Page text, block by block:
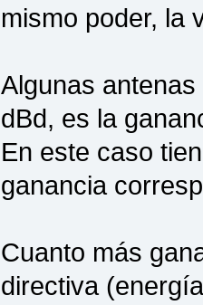
mismo poder, la
Algunas
dBd, es la
En este caso
ganancia
Cuanto más
directiva